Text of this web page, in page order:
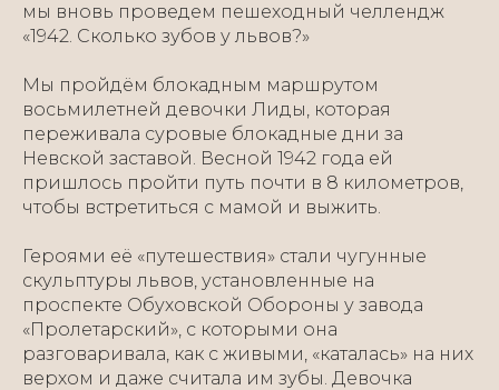
мы вновь проведем пешеходный челлендж
«1942. Сколько зубов у львов?»
Мы пройдём блокадным маршрутом
восьмилетней девочки Лиды, которая
переживала суровые блокадные дни за
Невской заставой. Весной 1942 года ей
пришлось пройти путь почти в 8 километров,
чтобы встретиться с мамой и выжить.
Героями её «путешествия» стали чугунные
скульптуры львов, установленные на
проспекте Обуховской Обороны у завода
«Пролетарский», с которыми она
разговаривала, как с живыми, «каталась» на них
верхом и даже считала им зубы. Девочка